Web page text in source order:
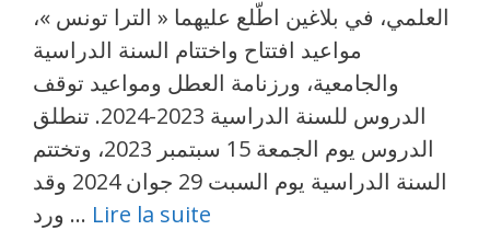
العلمي، في بلاغين اطّلع عليهما « الترا تونس »،
مواعيد افتتاح واختتام السنة الدراسية
والجامعية، ورزنامة العطل ومواعيد توقف
الدروس للسنة الدراسية 2023-2024. تنطلق
الدروس يوم الجمعة 15 سبتمبر 2023، وتختتم
السنة الدراسية يوم السبت 29 جوان 2024 وقد
ورد … Lire la suite